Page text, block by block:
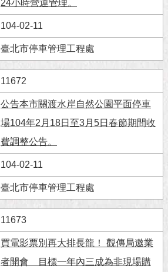
24小時營運管理。
104-02-11
臺北市停車管理工程處
11672
公告本市關渡水岸自然公園平面停車
場104年2月18日至3月5日春節期間收
費調整公告。
104-02-11
臺北市停車管理工程處
11673
買電影票別再大排長龍！ 觀傳局邀業
者開會 目標一年內三成為非現場購